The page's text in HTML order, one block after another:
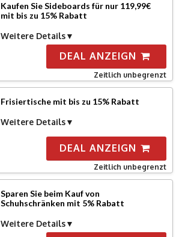
Kaufen Sie Sideboards für nur 119,99€
mit bis zu 15% Rabatt
Weitere Details
DEAL ANZEIGN
Zeitlich unbegrenzt
Frisiertische mit bis zu 15% Rabatt
Weitere Details
DEAL ANZEIGN
Zeitlich unbegrenzt
Sparen Sie beim Kauf von
Schuhschränken mit 5% Rabatt
Weitere Details